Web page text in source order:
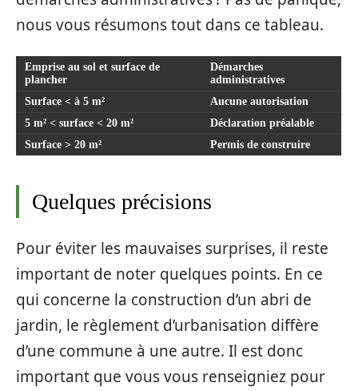
nous vous résumons tout dans ce tableau.
Emprise au sol et surface de
plancher
Démarches
administratives
Surface < à 5 m²
Aucune autorisation
5 m² < surface < 20 m²
Déclaration préalable
Surface > 20 m²
Permis de construire
Quelques précisions
Pour éviter les mauvaises surprises, il reste
important de noter quelques points. En ce
qui concerne la construction d’un abri de
jardin, le règlement d’urbanisation diffère
d’une commune à une autre. Il est donc
important que vous vous renseigniez pour